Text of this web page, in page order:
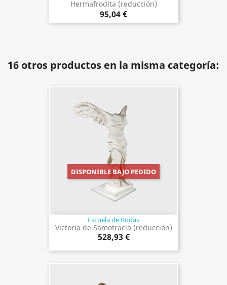
Hermafrodita (reducción)
95,04 €
16 otros productos en la misma categoría:
Escuela de Rodas
Victoria de Samotracia (reducción)
528,93 €
DISPONIBLE BAJO PEDIDO